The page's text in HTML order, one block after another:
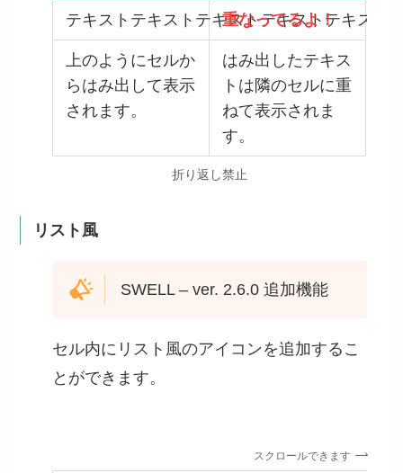
テキストテキストテキストテキストテキスト
重なってるよ！
上のようにセルか
らはみ出して表示
されます。
はみ出したテキス
トは隣のセルに重
ねて表示されま
す。
折り返し禁止
リスト風
SWELL – ver. 2.6.0 追加機能
セル内にリスト風のアイコンを追加するこ
とができます。
スクロールできます